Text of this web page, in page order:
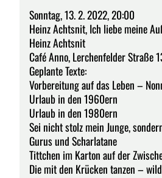
Sonntag, 13. 2. 2022, 20:00
Heinz Achtsnit, Ich liebe meine
Heinz Achtsnit
Café Anno, Lerchenfelder Straße
Geplante Texte:
Vorbereitung auf das Leben –
Urlaub in den 1960ern
Urlaub in den 1980ern
Sei nicht stolz mein Junge,
Gurus und Scharlatane
Tittchen im Karton auf der
Die mit den Krücken tanzen –